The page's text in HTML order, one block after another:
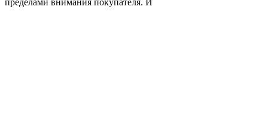
пределами внимания покупателя. И